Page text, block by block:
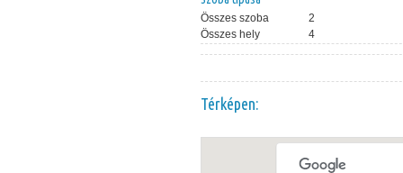
Összes szoba
2
Összes hely
4
Térképen: